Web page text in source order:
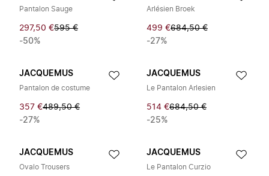
Pantalon Sauge
297,50 €595 €
-50%
Arlésien Broek
499 €684,50 €
-27%
JACQUEMUS
Pantalon de costume
357 €489,50 €
-27%
JACQUEMUS
Le Pantalon Arlesien
514 €684,50 €
-25%
JACQUEMUS
Ovalo Trousers
JACQUEMUS
Le Pantalon Curzio